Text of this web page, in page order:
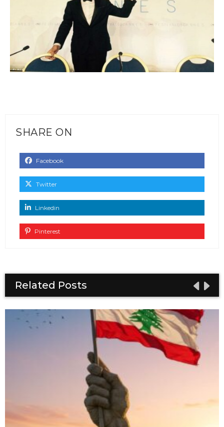
SHARE ON
Facebook
Twitter
Linkedin
Pinterest
Related Posts